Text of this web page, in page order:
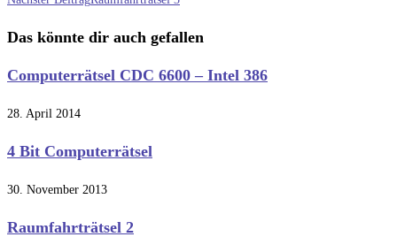
ansehen
Das könnte dir auch gefallen
Computerrätsel CDC 6600 – Intel 386
28. April 2014
4 Bit Computerrätsel
30. November 2013
Raumfahrträtsel 2